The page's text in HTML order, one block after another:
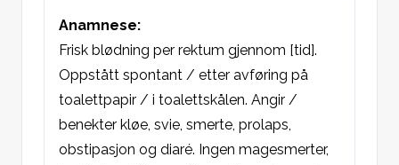
Anamnese:
Frisk blødning per rektum gjennom [tid].
Oppstått spontant / etter avføring på
toalettpapir / i toalettskålen. Angir /
benekter kløe, svie, smerte, prolaps,
obstipasjon og diaré. Ingen magesmerter,